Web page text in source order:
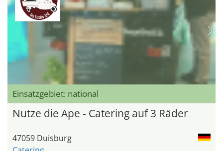
Einsatzgebiet: national
Nutze die Ape - Catering auf 3 Räder
47059 Duisburg